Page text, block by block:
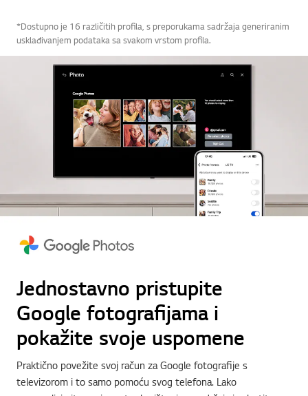
*Dostupno je 16 različitih profila, s preporukama sadržaja generiranim
usklađivanjem podataka sa svakom vrstom profila.
Jednostavno pristupite
Google fotografijama i
pokažite svoje uspomene
Praktično povežite svoj račun za Google fotografije s
televizorom i to samo pomoću svog telefona. Lako